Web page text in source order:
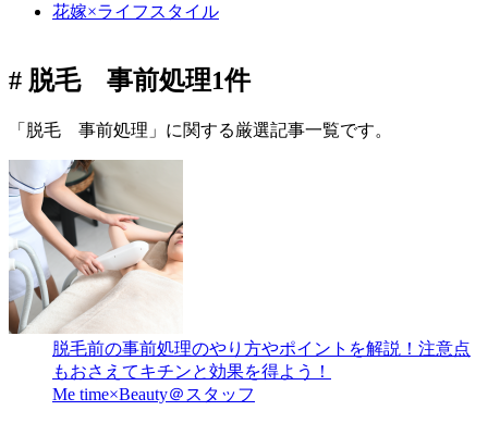
花嫁×ライフスタイル
# 脱毛 事前処理1件
「脱毛 事前処理」に関する厳選記事一覧です。
脱毛前の事前処理のやり方やポイントを解説！注意点
もおさえてキチンと効果を得よう！
Me time×Beauty＠スタッフ